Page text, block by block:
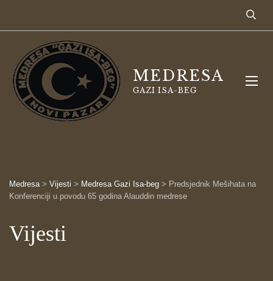
MEDRESA
GAZI ISA-BEG
Medresa> Vijesti > Medresa Gazi Isa-beg > Predsjednik Mešihata na
Konferenciji u povodu 65 godina Alauddin medrese
Vijesti